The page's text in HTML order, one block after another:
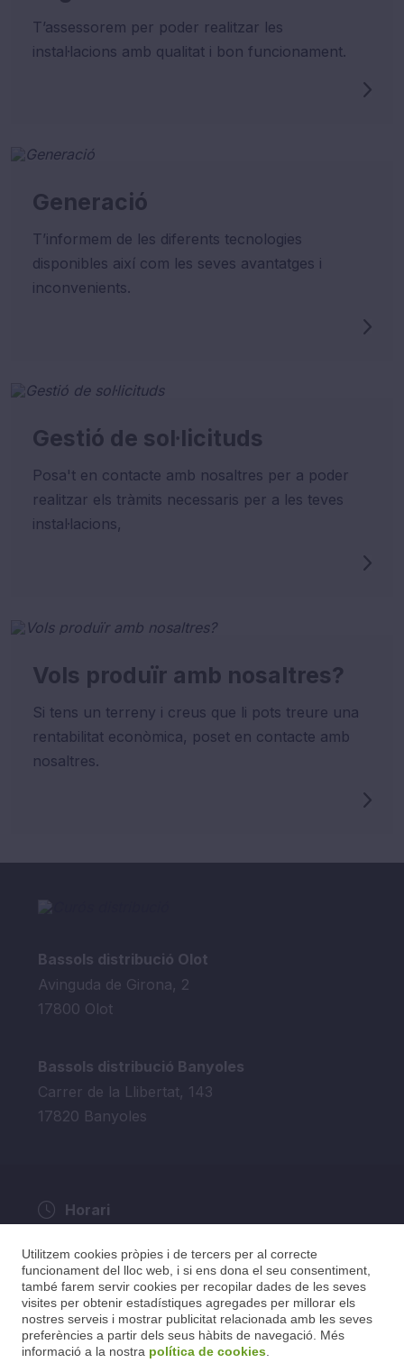
T’assessorem per poder realitzar les
instal·lacions amb qualitat i bon funcionament.
Generació
T’informem de les diferents tecnologies
disponibles així com les seves avantatges i
inconvenients.
Gestió de sol·licituds
Posa't en contacte amb nosaltres per a poder
realitzar els tràmits necessaris per a les teves
instal·lacions,
Vols produïr amb nosaltres?
Si tens un terreny i creus que li pots treure una
rentabilitat econòmica, poset en contacte amb
nosaltres.
Bassols distribució Olot
Avinguda de Girona, 2
17800 Olot
Bassols distribució Banyoles
Carrer de la Llibertat, 143
17820 Banyoles
Horari
17h
Divendres de 9.00h a 15h.
Utilitzem cookies pròpies i de tercers per al correcte
funcionament del lloc web, i si ens dona el seu consentiment,
també farem servir cookies per recopilar dades de les seves
visites per obtenir estadístiques agregades per millorar els
nostres serveis i mostrar publicitat relacionada amb les seves
preferències a partir dels seus hàbits de navegació. Més
informació a la nostra política de cookies